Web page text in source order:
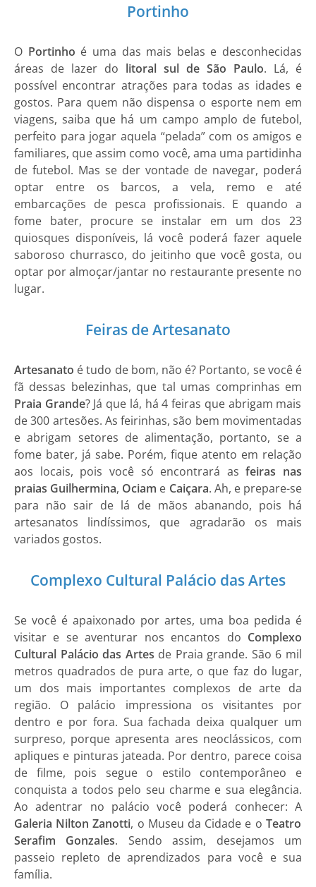
Portinho
O Portinho é uma das mais belas e desconhecidas
áreas de lazer do litoral sul de São Paulo. Lá, é
possível encontrar atrações para todas as idades e
gostos. Para quem não dispensa o esporte nem em
viagens, saiba que há um campo amplo de futebol,
perfeito para jogar aquela “pelada” com os amigos e
familiares, que assim como você, ama uma partidinha
de futebol. Mas se der vontade de navegar, poderá
optar entre os barcos, a vela, remo e até
embarcações de pesca profissionais. E quando a
fome bater, procure se instalar em um dos 23
quiosques disponíveis, lá você poderá fazer aquele
saboroso churrasco, do jeitinho que você gosta, ou
optar por almoçar/jantar no restaurante presente no
lugar.
Feiras de Artesanato
Artesanato é tudo de bom, não é? Portanto, se você é
fã dessas belezinhas, que tal umas comprinhas em
Praia Grande? Já que lá, há 4 feiras que abrigam mais
de 300 artesões. As feirinhas, são bem movimentadas
e abrigam setores de alimentação, portanto, se a
fome bater, já sabe. Porém, fique atento em relação
aos locais, pois você só encontrará as feiras nas
praias Guilhermina, Ociam e Caiçara. Ah, e prepare-se
para não sair de lá de mãos abanando, pois há
artesanatos lindíssimos, que agradarão os mais
variados gostos.
Complexo Cultural Palácio das Artes
Se você é apaixonado por artes, uma boa pedida é
visitar e se aventurar nos encantos do Complexo
Cultural Palácio das Artes de Praia grande. São 6 mil
metros quadrados de pura arte, o que faz do lugar,
um dos mais importantes complexos de arte da
região. O palácio impressiona os visitantes por
dentro e por fora. Sua fachada deixa qualquer um
surpreso, porque apresenta ares neoclássicos, com
apliques e pinturas jateada. Por dentro, parece coisa
de filme, pois segue o estilo contemporâneo e
conquista a todos pelo seu charme e sua elegância.
Ao adentrar no palácio você poderá conhecer: A
Galeria Nilton Zanotti, o Museu da Cidade e o Teatro
Serafim Gonzales. Sendo assim, desejamos um
passeio repleto de aprendizados para você e sua
família.